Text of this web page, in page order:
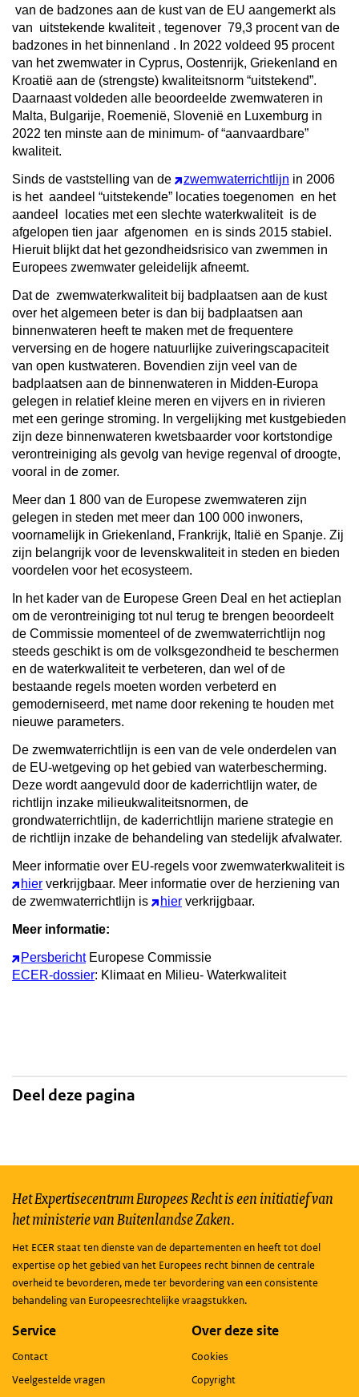
van de badzones aan de kust van de EU aangemerkt als
van uitstekende kwaliteit , tegenover 79,3 procent van de
badzones in het binnenland . In 2022 voldeed 95 procent
van het zwemwater in Cyprus, Oostenrijk, Griekenland en
Kroatië aan de (strengste) kwaliteitsnorm “uitstekend”.
Daarnaast voldeden alle beoordeelde zwemwateren in
Malta, Bulgarije, Roemenië, Slovenië en Luxemburg in
2022 ten minste aan de minimum- of “aanvaardbare”
kwaliteit.
Sinds de vaststelling van de zwemwaterrichtlijn in 2006
is het aandeel “uitstekende” locaties toegenomen en het
aandeel
locaties met een slechte waterkwaliteit is de
afgelopen tien jaar afgenomen en is sinds 2015 stabiel.
Hieruit blijkt dat het gezondheidsrisico van zwemmen in
Europees zwemwater geleidelijk afneemt.
Dat de zwemwaterkwaliteit bij badplaatsen aan de kust
over het algemeen beter is dan bij badplaatsen aan
binnenwateren heeft te maken met de frequentere
verversing en de hogere natuurlijke zuiveringscapaciteit
van open kustwateren. Bovendien zijn veel van de
badplaatsen aan de binnenwateren in Midden-Europa
gelegen in relatief kleine meren en vijvers en in rivieren
met een geringe stroming. In vergelijking met kustgebieden
zijn deze binnenwateren kwetsbaarder voor kortstondige
verontreiniging als gevolg van hevige regenval of droogte,
vooral in de zomer.
Meer dan 1 800 van de Europese zwemwateren zijn
gelegen in steden met meer dan 100 000 inwoners,
voornamelijk in Griekenland, Frankrijk, Italië en Spanje. Zij
zijn belangrijk voor de levenskwaliteit in steden en bieden
voordelen voor het ecosysteem.
In het kader van de Europese Green Deal en het actieplan
om de verontreiniging tot nul terug te brengen beoordeelt
de Commissie momenteel of de zwemwaterrichtlijn nog
steeds geschikt is om de volksgezondheid te beschermen
en de waterkwaliteit te verbeteren, dan wel of de
bestaande regels moeten worden verbeterd en
gemoderniseerd, met name door rekening te houden met
nieuwe parameters.
De zwemwaterrichtlijn is een van de vele onderdelen van
de EU-wetgeving op het gebied van waterbescherming.
Deze wordt aangevuld door de kaderrichtlijn water, de
richtlijn inzake milieukwaliteitsnormen, de
grondwaterrichtlijn, de kaderrichtlijn mariene strategie en
de richtlijn inzake de behandeling van stedelijk afvalwater.
Meer informatie over EU-regels voor zwemwaterkwaliteit is
hier verkrijgbaar. Meer informatie over de herziening van
de zwemwaterrichtlijn is
hier verkrijgbaar.
Meer informatie:
PersberichtEuropese Commissie
ECER-dossier: Klimaat en Milieu- Waterkwaliteit
Deel deze pagina
Het Expertisecentrum Europees Recht is een initiatief van
het ministerie van Buitenlandse Zaken.
Het ECER staat ten dienste van de departementen en heeft tot doel
expertise op het gebied van het Europees recht binnen de centrale
overheid te bevorderen, mede ter bevordering van een consistente
behandeling van Europeesrechtelijke vraagstukken.
Service
Contact
Veelgestelde vragen
Over deze site
Cookies
Copyright